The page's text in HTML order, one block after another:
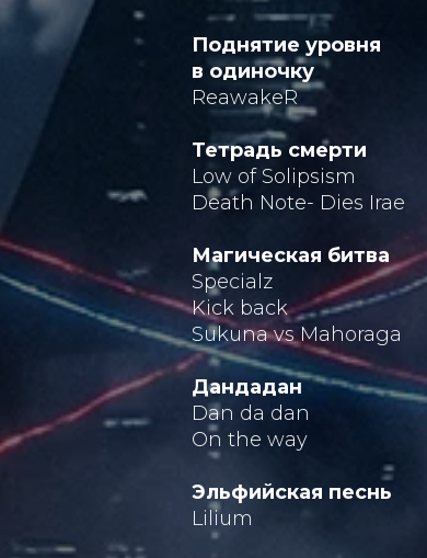
Поднятие уровня
в одиночку
ReawakeR
Тетрадь смерти
Low of Solipsism
Death Note- Dies Irae
Магическая битва
Specialz
Kick back
Sukuna vs Mahoraga
Дандадан
Dan da dan
On the way
Эльфийская песнь
Lilium